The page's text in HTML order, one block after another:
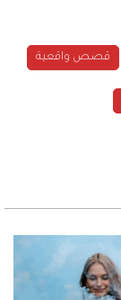
قصص واقعية